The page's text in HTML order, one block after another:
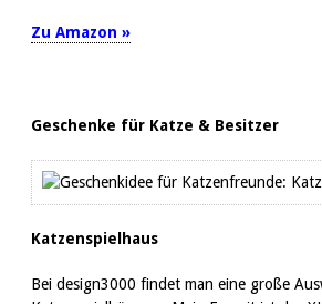
Zu Amazon »
Geschenke für Katze & Besitzer
Katzenspielhaus
Bei design3000 findet man eine große